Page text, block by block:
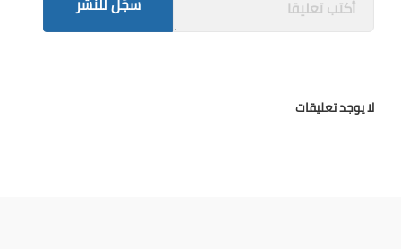
لا يوجد تعليقات